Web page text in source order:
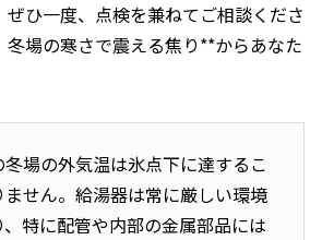
ぜひ一度、点検を兼ねてご相談くださ
冬場の寒さで震える焦り**からあなた
場の外気温は氷点下に達するこ
ません。給湯器は常に厳しい環境
特に配管や内部の金属部品には